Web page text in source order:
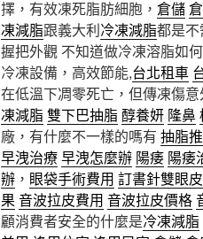
擇，有效凍死脂肪細胞， 倉儲
凍減脂跟義大利冷凍減脂都是
握把外觀 不知道做冷凍溶脂如
冷凍設備，高效節能,台北租車
在低溫下凋零死亡，但傳凍傷
凍減脂 雙下巴抽脂 醇養妍 隆鼻
廠，有什麼不一樣的嗎有 抽脂
早洩治療早洩怎麼辦 陽痿 陽痿
辦 ， 眼袋手術費用 訂書針雙眼皮
果 音波拉皮費用 音波拉皮價格
顧消費者安全的什麼是冷凍減脂